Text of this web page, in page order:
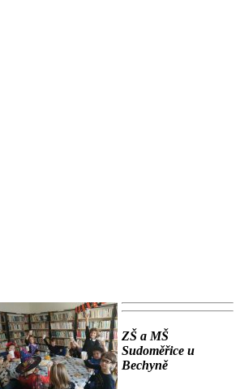
ZŠ a MŠ
Sudoměřice u
Bechyně